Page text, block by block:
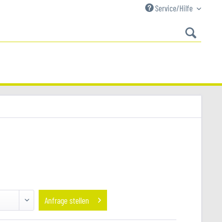
Service/Hilfe
Anfrage stellen